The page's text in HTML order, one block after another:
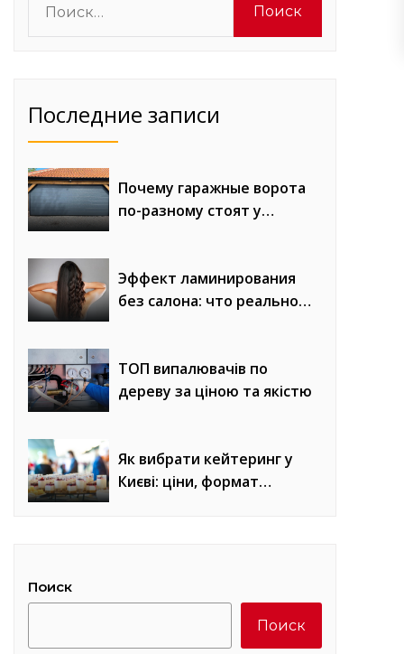
Последние записи
Почему гаражные ворота
по-разному стоят у
Эффект ламинирования
без салона: что реально
ТОП випалювачів по
дереву за ціною та якістю
Як вибрати кейтеринг у
Києві: ціни, формат
Поиск
Поиск